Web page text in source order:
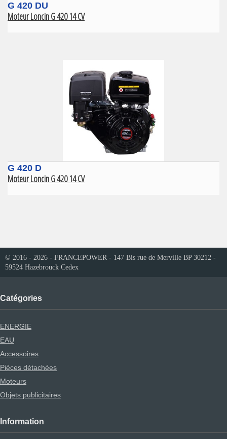
G 420 DU
Moteur Loncin G 420 14 CV
G 420 D
Moteur Loncin G 420 14 CV
© 2016 - 2026 - FRANCEPOWER - 147 Bis rue de Merville BP 30212 -
59524 Hazebrouck Cedex
Catégories
ENERGIE
EAU
Accessoires
Pièces détachées
Moteurs
Objets publicitaires
Information